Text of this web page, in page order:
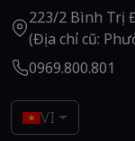
223/2 Bình Trị
(Địa chỉ cũ:
0969.800.801
VI